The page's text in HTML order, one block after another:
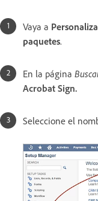
Vaya a
paquetes.
En la página
Acrobat Sign.
Seleccione el